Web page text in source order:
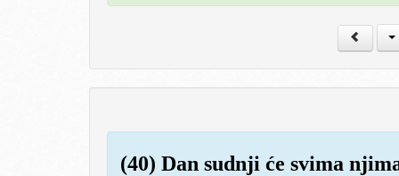
(40) Dan sudnji će svima